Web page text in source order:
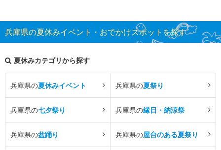
兵庫県の夏休みイベント・おでかけスポットを探す
夏休みカテゴリから探す
兵庫県の夏休みイベント 兵庫県の夏祭り
兵庫県の七夕祭り 兵庫県の縁日・納涼祭
兵庫県の盆踊り 兵庫県の屋台のある夏祭り